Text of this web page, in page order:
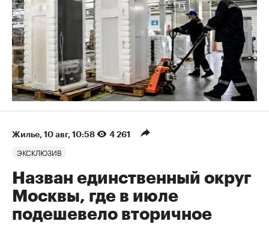
Жилье⁠, 10 авг, 10:58 4 261
ЭКСКЛЮЗИВ
Назван единственный округ
Москвы, где в июле
подешевело вторичное